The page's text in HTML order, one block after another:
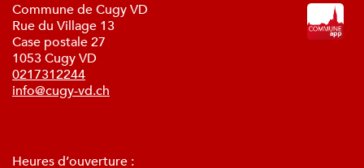
Commune de Cugy VD
Rue du Village 13
Case postale 27
1053 Cugy VD
0217312244
info@cugy-vd.ch
Heures d’ouverture :